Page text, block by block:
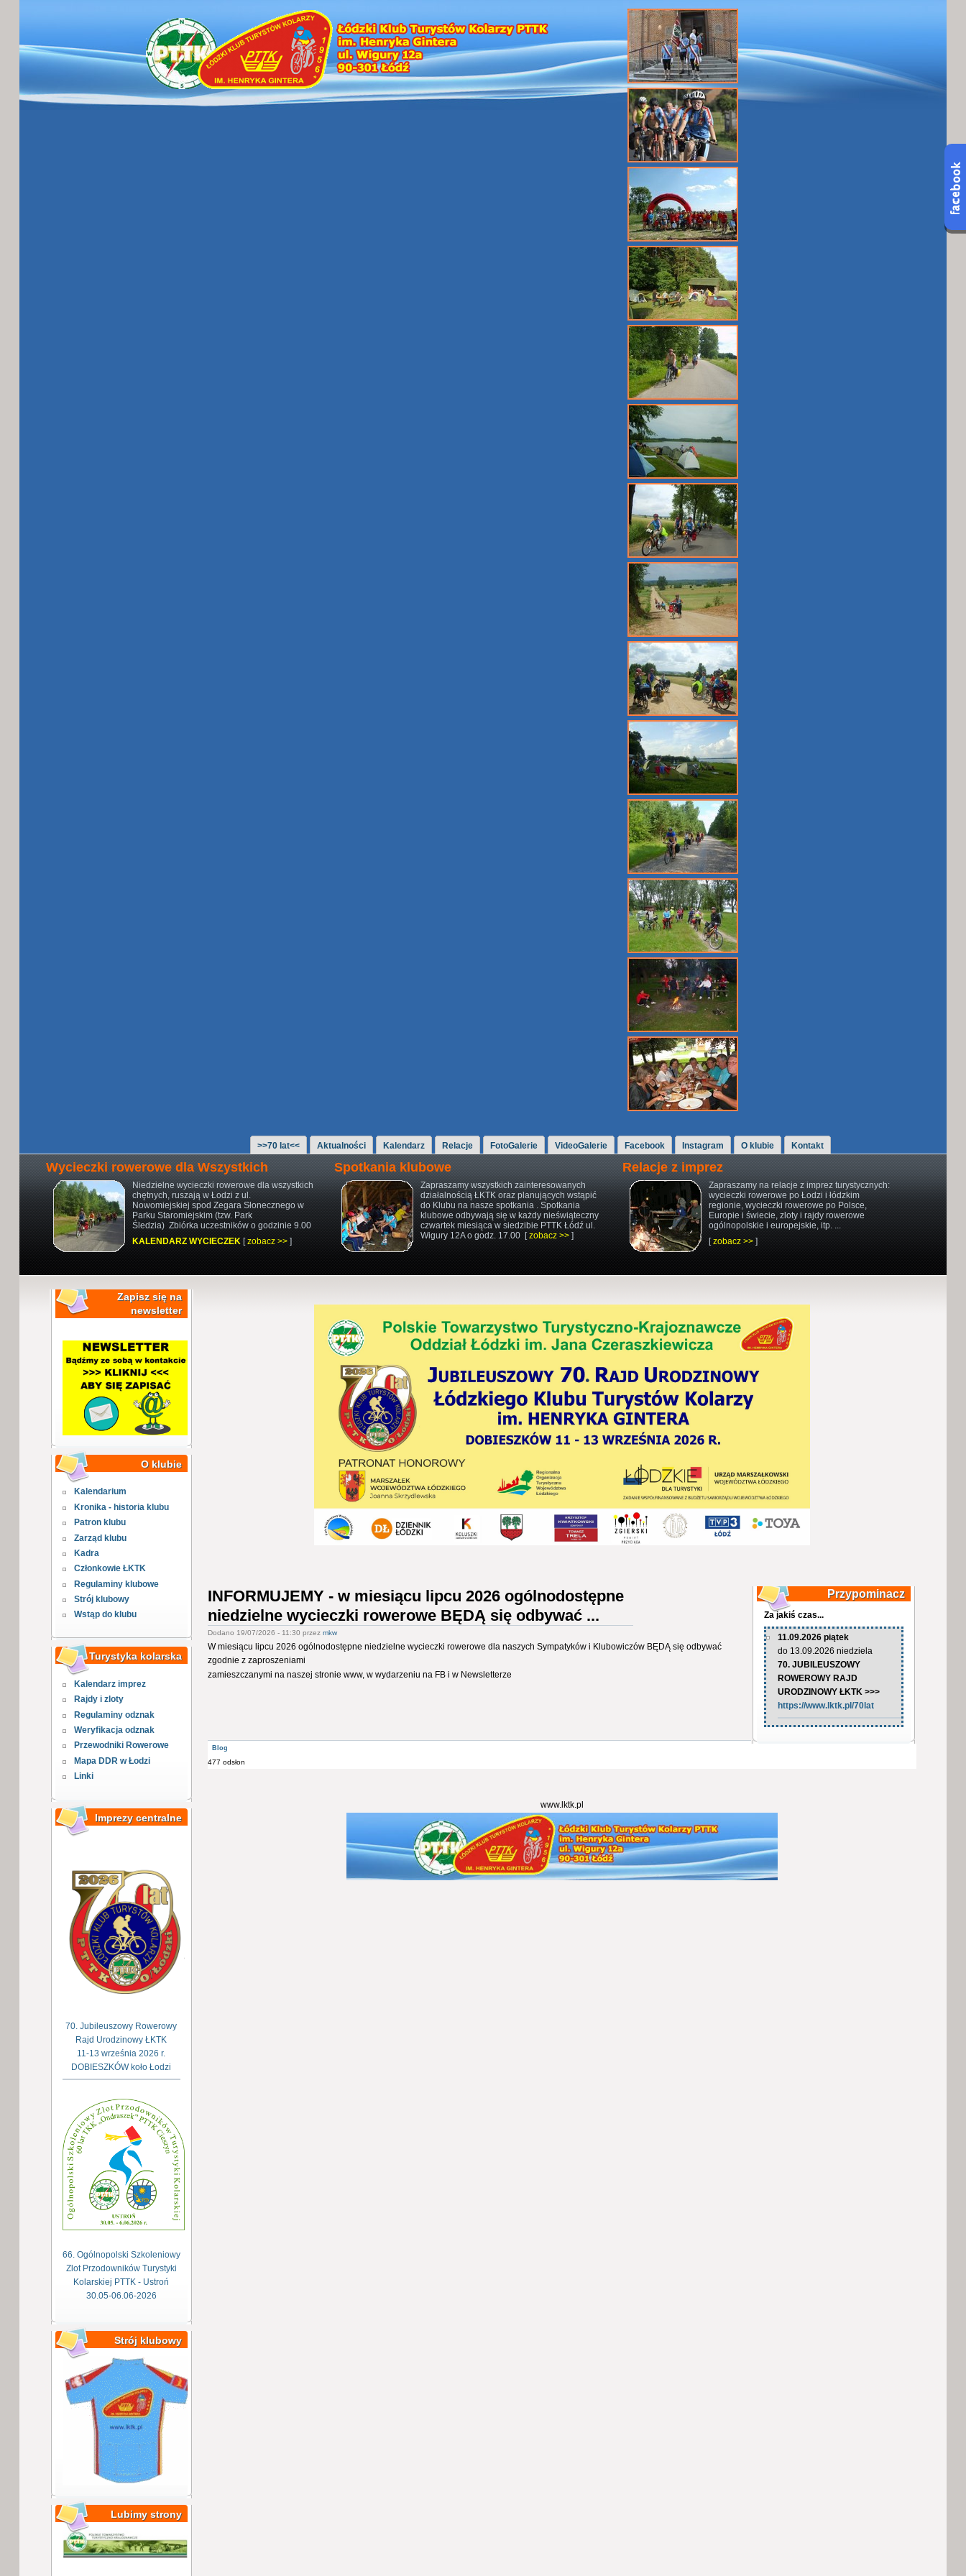
>>70 lat<< Aktualności Kalendarz Relacje FotoGalerie VideoGalerie Facebook Instagram O klubie Kontakt
Wycieczki rowerowe dla Wszystkich
Niedzielne wycieczki rowerowe dla wszystkich
chętnych,ruszają w Łodzi z ul.
Nowomiejskiej spod Zegara Słonecznego w
Parku Staromiejskim (tzw. Park
Śledzia) Zbiórka uczestników o godzinie 9.00
KALENDARZ WYCIECZEK [zobacz >>]
Spotkania klubowe
Zapraszamy wszystkich zainteresowanych
działalnością ŁKTK oraz planujących wstąpić
do Klubu na nasze spotkania . Spotkania
klubowe odbywają się w każdy nieświąteczny
czwartek miesiąca w siedzibie PTTK Łódź ul.
Wigury 12A o godz. 17.00 [zobacz >>]
Relacje z imprez
Zapraszamy na relacje z imprez turystycznych:
wycieczki rowerowe po Łodzi i łódzkim
regionie, wycieczki rowerowe po Polsce,
Europie i świecie, zloty i rajdy rowerowe
ogólnopolskie i europejskie, itp. ...
[zobacz >> ]
Zapisz się na
newsletter
O klubie
Kalendarium
Kronika - historia klubu
Patron klubu
Zarząd klubu
Kadra
Członkowie ŁKTK
Regulaminy klubowe
Strój klubowy
Wstąp do klubu
Turystyka kolarska
Kalendarz imprez
Rajdy i zloty
Regulaminy odznak
Weryfikacja odznak
Przewodniki Rowerowe
Mapa DDR w Łodzi
Linki
Imprezy centralne
70. Jubileuszowy Rowerowy
Rajd Urodzinowy ŁKTK
11-13 września 2026 r.
DOBIESZKÓW koło Łodzi
66. Ogólnopolski Szkoleniowy
Zlot Przodowników Turystyki
Kolarskiej PTTK - Ustroń
30.05-06.06-2026
Strój klubowy
Lubimy strony
Przypominacz
Za jakiś czas...
11.09.2026 piątek
do 13.09.2026 niedziela
70. JUBILEUSZOWY
ROWEROWY RAJD
URODZINOWY ŁKTK >>>
https://www.lktk.pl/70lat
INFORMUJEMY - w miesiącu lipcu 2026 ogólnodostępne
niedzielne wycieczki rowerowe BĘDĄ się odbywać ...
Dodano 19/07/2026 - 11:30 przez mkw
W miesiącu lipcu 2026 ogólnodostępne niedzielne wycieczki rowerowe dla naszych Sympatyków i Klubowiczów BĘDĄ się odbywać
zgodnie z zaproszeniami
zamieszczanymi na naszej stronie www, w wydarzeniu na FB i w Newsletterze
Blog
477 odsłon
www.lktk.pl